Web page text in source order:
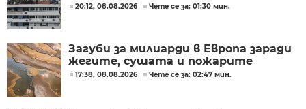
20:12, 08.08.2026 Чете се за: 01:30 мин.
Загуби за милиарди в Европа заради
жегите, сушата и пожарите
17:38, 08.08.2026 Чете се за: 02:47 мин.